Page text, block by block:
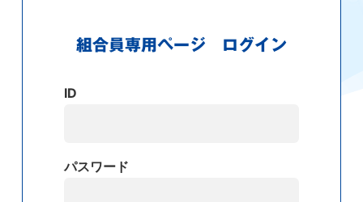
組合員専用ページ ログイン
ID
パスワード